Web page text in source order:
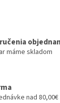
máme skladom
nad 80,00€